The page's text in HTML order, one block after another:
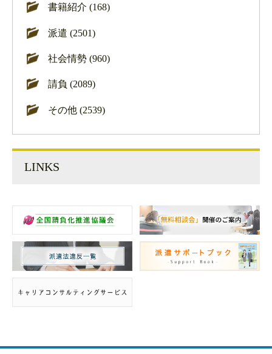
書籍紹介 (168)
派遣 (2501)
社会情勢 (960)
請負 (2089)
その他 (2539)
LINKS